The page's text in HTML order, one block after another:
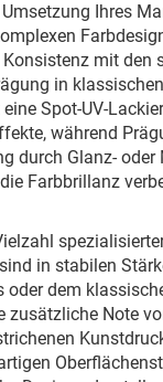
Ihres
mit den
in
Spot-UV-
während
durch Glanz-
Farbbrillanz
in stabilen
dem
Note